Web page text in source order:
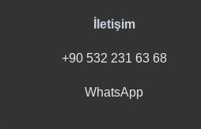
İletişim
+90 532 231 63 68
WhatsApp